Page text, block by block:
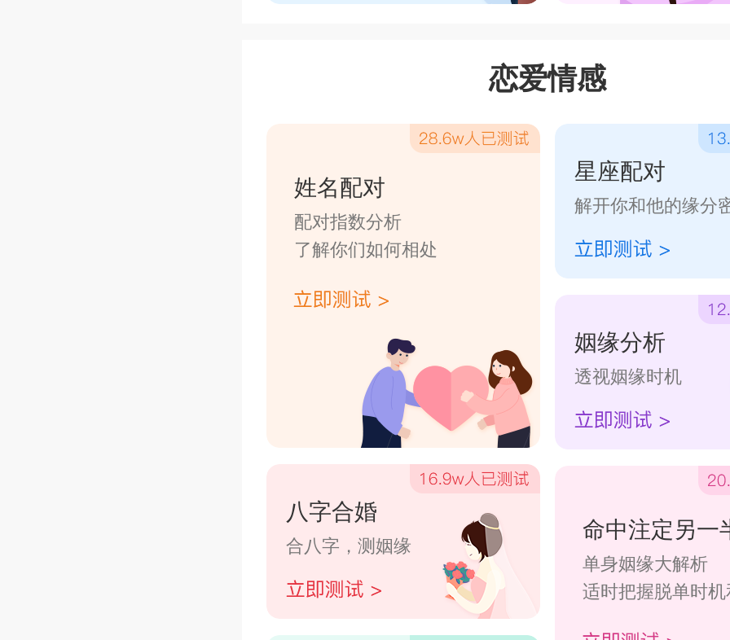
恋爱情感
姓名配对
配对指数分析
了解你们如何相处
八字合婚
合八字，测姻缘
星座配对
解开你和他的缘分
姻缘分析
透视姻缘时机
命中注定另一
单身姻缘大解析
适时把握脱单时